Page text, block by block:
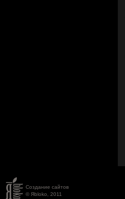
Создание сайтов
© Яbloko, 2011